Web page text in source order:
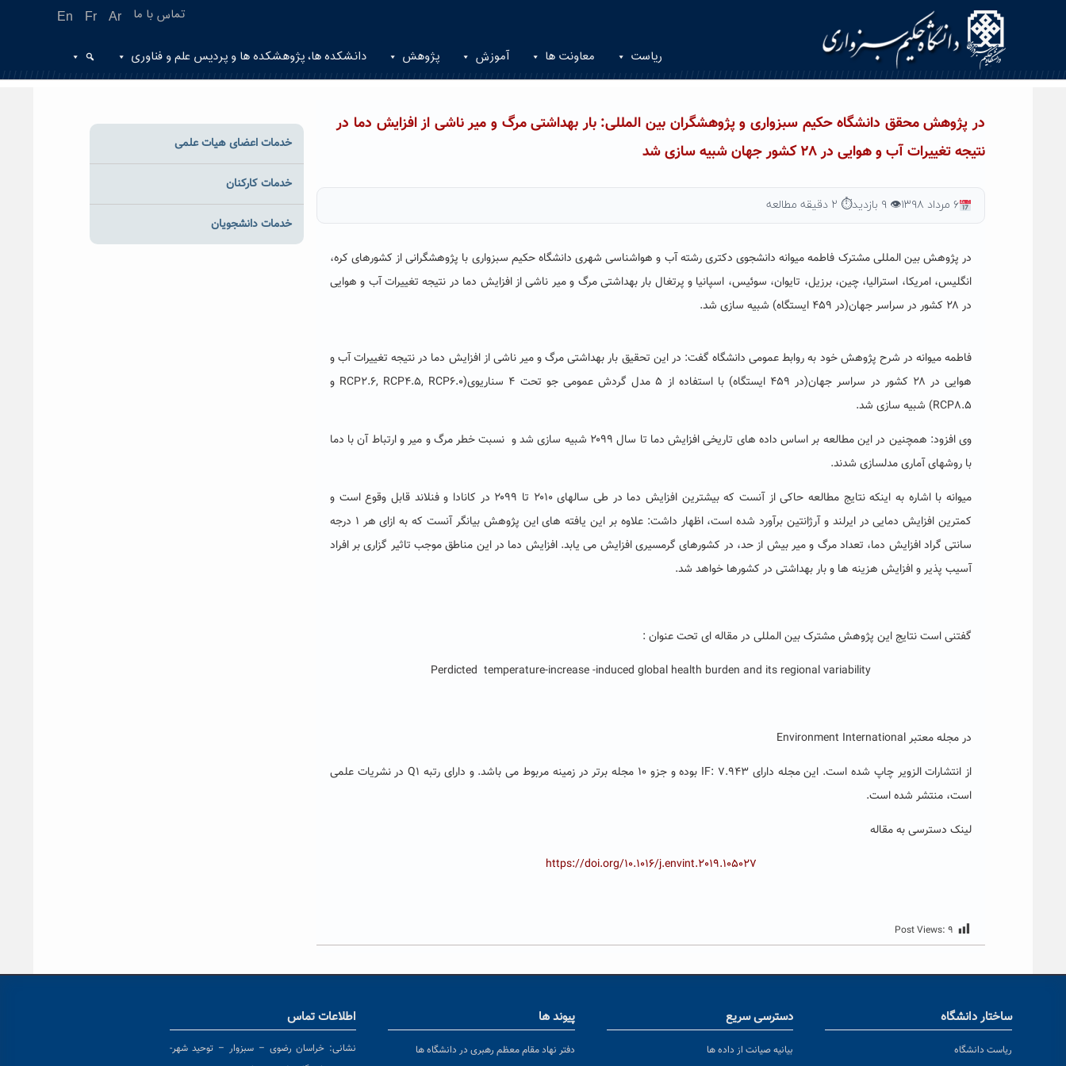
En Fr Ar تماس با ما
ریاست معاونت ها آموزش پژوهش دانشکده ها، پژوهشکده ها و پردیس علم و فناوری
در پژوهش محقق دانشگاه حکیم سبزواری و پژوهشگران بین المللی: بار بهداشتی مرگ و میر ناشی از افزایش دما در
نتیجه تغییرات آب و هوایی در ۲۸ کشور جهان شبیه سازی شد
۶ مرداد ۱۳۹۸ 👁 ۹ بازدید ⏱ ۲ دقیقه مطالعه
در پژوهش بین المللی مشترک فاطمه میوانه دانشجوی دکتری رشته آب و هواشناسی شهری دانشگاه حکیم سبزواری با پژوهشگرانی از کشورهای کره،
انگلیس، امریکا، استرالیا، چین، برزیل، تایوان، سوئیس، اسپانیا و پرتغال بار بهداشتی مرگ و میر ناشی از افزایش دما در نتیجه تغییرات آب و هوایی
در ۲۸ کشور در سراسر جهان(در ۴۵۹ ایستگاه) شبیه سازی شد.
فاطمه میوانه در شرح پژوهش خود به روابط عمومی دانشگاه گفت: در این تحقیق بار بهداشتی مرگ و میر ناشی از افزایش دما در نتیجه تغییرات آب و
هوایی در ۲۸ کشور در سراسر جهان(در ۴۵۹ ایستگاه) با استفاده از ۵ مدل گردش عمومی جو تحت ۴ سناریوی(RCP2.6, RCP4.5, RCP6.0 و
RCP8.5) شبیه سازی شد.
وی افزود: همچنین در این مطالعه بر اساس داده های تاریخی افزایش دما تا سال ۲۰۹۹ شبیه سازی شد و نسبت خطر مرگ و میر و ارتباط آن با دما
با روشهای آماری مدلسازی شدند.
میوانه با اشاره به اینکه نتایج مطالعه حاکی از آنست که بیشترین افزایش دما در طی سالهای ۲۰۱۰ تا ۲۰۹۹ در کانادا و فنلاند قابل وقوع است و
کمترین افزایش دمایی در ایرلند و آرژانتین برآورد شده است، اظهار داشت: علاوه بر این یافته های این پژوهش بیانگر آنست که به ازای هر ۱ درجه
سانتی گراد افزایش دما، تعداد مرگ و میر بیش از حد، در کشورهای گرمسیری افزایش می یابد. افزایش دما در این مناطق موجب تاثیر گزاری بر افراد
آسیب پذیر و افزایش هزینه ها و بار بهداشتی در کشورها خواهد شد.
گفتنی است نتایج این پژوهش مشترک بین المللی در مقاله ای تحت عنوان :
Perdicted temperature-increase -induced global health burden and its regional variability
در مجله معتبر Environment International
از انتشارات الزویر چاپ شده است. این مجله دارای IF: 7.943 بوده و جزو ۱۰ مجله برتر در زمینه مربوط می باشد. و دارای رتبه Q1 در نشریات علمی
است، منتشر شده است.
لینک دسترسی به مقاله
https://doi.org/10.1016/j.envint.2019.105027
Post Views: ۹
خدمات اعضای هیات علمی
خدمات کارکنان
خدمات دانشجویان
ساختار دانشگاه
ریاست دانشگاه
دسترسی سریع
بیانیه صیانت از داده ها
پیوند ها
دفتر نهاد مقام معظم رهبری در دانشگاه ها
اطلاعات تماس
نشانی: خراسان رضوی – سبزوار – توحید شهر-